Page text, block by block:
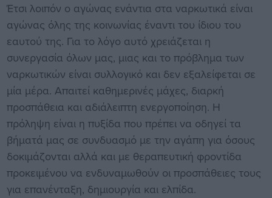
Έτσι λοιπόν ο αγώνας ενάντια στα ναρκωτικά είναι
αγώνας όλης της κοινωνίας έναντι του ίδιου του
εαυτού της. Για το λόγο αυτό χρειάζεται η
συνεργασία όλων μας, μιας και το πρόβλημα των
ναρκωτικών είναι συλλογικό και δεν εξαλείφεται σε
μία μέρα. Απαιτεί καθημερινές μάχες, διαρκή
προσπάθεια και αδιάλειπτη ενεργοποίηση. Η
πρόληψη είναι η πυξίδα που πρέπει να οδηγεί τα
βήματά μας σε συνδυασμό με την αγάπη για όσους
δοκιμάζονται αλλά και με θεραπευτική φροντίδα
προκειμένου να ενδυναμωθούν οι προσπάθειες τους
για επανένταξη, δημιουργία και ελπίδα.